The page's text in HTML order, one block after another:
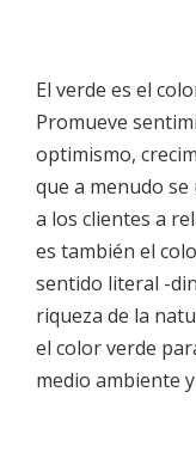
El verde es el
Promueve
optimismo,
que a menudo
a los clientes a
es también el
sentido literal -
riqueza de la
el color verde
medio ambiente